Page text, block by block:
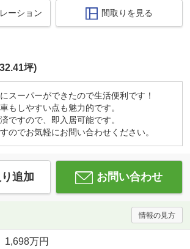
ーション 間取りを見る
坪)
スーパーができたので生活便利です！
もしやすい点も魅力的です。
ですので、即入居可能です。
のでお気軽にお問い合わせください。
追加 お問い合わせ
情報の見方
1,698万円